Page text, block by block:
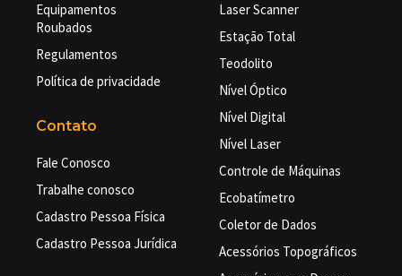
Equipamentos
Roubados
Regulamentos
Política de privacidade
Contato
Fale Conosco
Trabalhe conosco
Cadastro Pessoa Física
Cadastro Pessoa Jurídica
Laser Scanner
Estação Total
Teodolito
Nível Óptico
Nível Digital
Nível Laser
Controle de Máquinas
Ecobatímetro
Coletor de Dados
Acessórios Topográficos